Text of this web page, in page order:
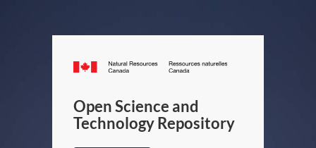
Canada.ca
/
Canada
Open Science and
Technology Repository